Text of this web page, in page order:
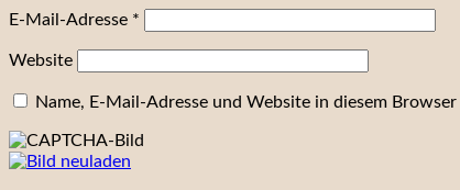
E-Mail-Adresse *
Website
Name, E-Mail-Adresse und Website in diesem